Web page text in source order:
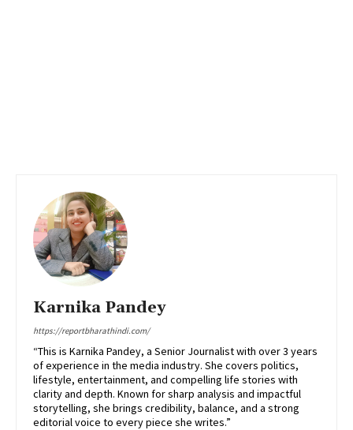
Karnika Pandey
https://reportbharathindi.com/
“This is Karnika Pandey, a Senior Journalist with over 3 years
of experience in the media industry. She covers politics,
lifestyle, entertainment, and compelling life stories with
clarity and depth. Known for sharp analysis and impactful
storytelling, she brings credibility, balance, and a strong
editorial voice to every piece she writes.”